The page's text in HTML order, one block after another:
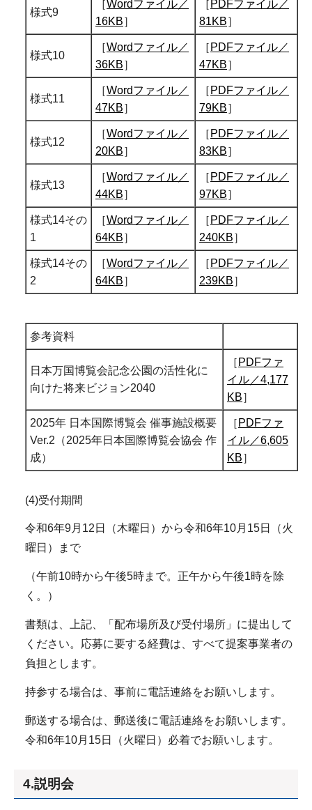
様式9
［Wordファイル／
16KB］
［ PDFファイル／
81KB］
様式10
［Wordファイル／
36KB］
［ PDFファイル／
47KB］
様式11
［Wordファイル／
47KB］
［ PDFファイル／
79KB］
様式12
［Wordファイル／
20KB］
［ PDFファイル／
83KB］
様式13
［Wordファイル／
44KB］
［ PDFファイル／
97KB］
様式14その
1
［Wordファイル／
64KB］
［ PDFファイル／
240KB］
様式14その
2
［Wordファイル／
64KB］
［ PDFファイル／
239KB］
参考資料
日本万国博覧会記念公園の活性化に
向けた将来ビジョン2040
［ PDFファ
イル／4,177
KB］
2025年 日本国際博覧会 催事施設概要
Ver.2（2025年日本国際博覧会協会 作
成）
［ PDFファ
イル／6,605
KB］
(4)受付期間
令和6年9月12日（木曜日）から令和6年10月15日（火
曜日）まで
（午前10時から午後5時まで。正午から午後1時を除
く。）
書類は、上記、「配布場所及び受付場所」に提出して
ください。応募に要する経費は、すべて提案事業者の
負担とします。
持参する場合は、事前に電話連絡をお願いします。
郵送する場合は、郵送後に電話連絡をお願いします。
令和6年10月15日（火曜日）必着でお願いします。
4.説明会